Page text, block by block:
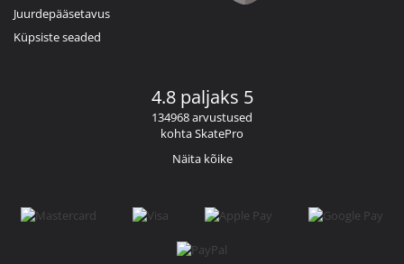
Juurdepääsetavus
Küpsiste seaded
4.8 paljaks 5
134968 arvustused
kohta SkatePro
Näita kõike